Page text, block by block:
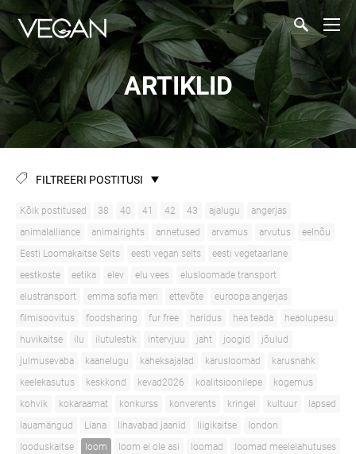
ARTIKLID
FILTREERI POSTITUSI
Kõik postitused 38 40 41 42 43 ajalugu
angerjas
animalalliance
animalrights annetused arvamus arvutus
eelnõu
Eesti Loomakaitse Selts
eesti vegan selts
eesti vegetaarlane
eestkoste
eetika elev elu vees
elusloomade transport
elustransport
emma sofia meri ettevõte
euroopa angerjas
filmisoovitus
foodsharing fur free haridus hea teada
heaolupesu
huvikaitse
ilu ilutulestik intervjuu jaht joogid
jõulud
julmusevaba
kaanelugu kaheksajalad karusloomad
karusnahk
keelekasutus
keskkond kevad2026 koalitsioonilepe
kogemus
kohvik
kokaraamat konkurss konverents kringel kultuur
lapsed
lauamängud
Liana lihavabad jaanid liigikaitse
london
looduskaitse
loom loom ei ole asi loomad
loomad meelelahutuses